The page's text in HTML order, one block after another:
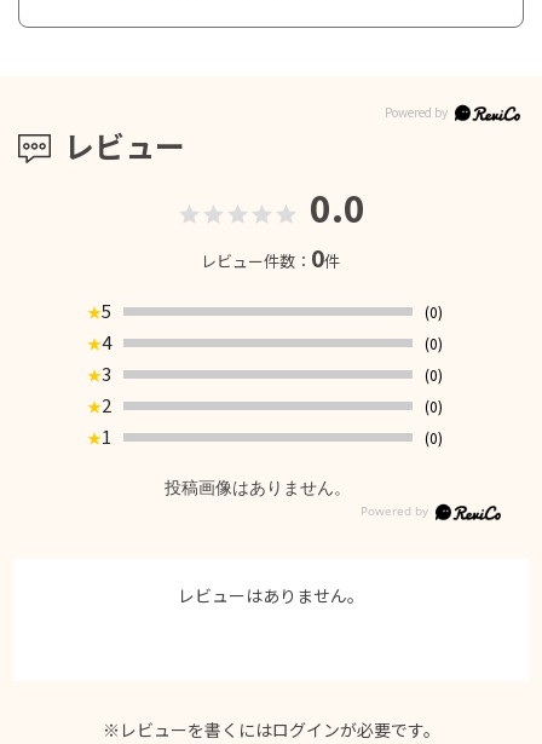
レビュー
0.0
レビュー件数： 0件
★5
(0)
★4
(0)
★3
(0)
★2
(0)
★1 (0)
投稿画像はありません。
レビューはありません。
※レビューを書くにはログインが必要です。